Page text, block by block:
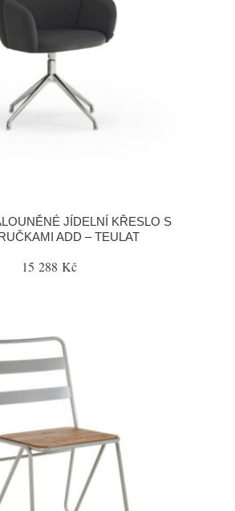
JÍDELNÍ KŘESLO S
ADD – TEULAT
15 288 Kč